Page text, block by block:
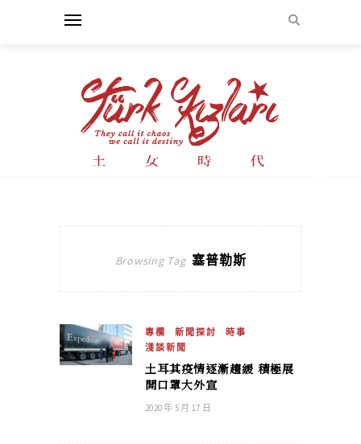
Browsing Tag 塞普勒斯
專欄 新聞探討
時事
淺談新聞
土耳其疫情逐漸趨緩 積極展
開口罩大外宣
2020 年 5 月 17 日